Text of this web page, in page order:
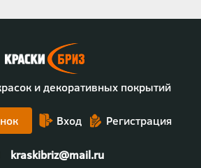
особенности
которые разрабатываем и
рассказали о
этапах подготовки
технических нюансах.
задать вопросы, посмотреть
качество
и декоративных покрытий
Вход Регистрация
kraskibriz@mail.ru